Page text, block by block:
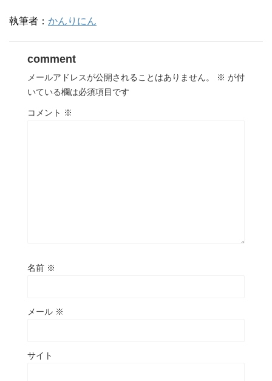
執筆者： かんりにん
comment
メールアドレスが公開されることはありません。 ※ が付
いている欄は必須項目です
コメント ※
名前 ※
メール ※
サイト